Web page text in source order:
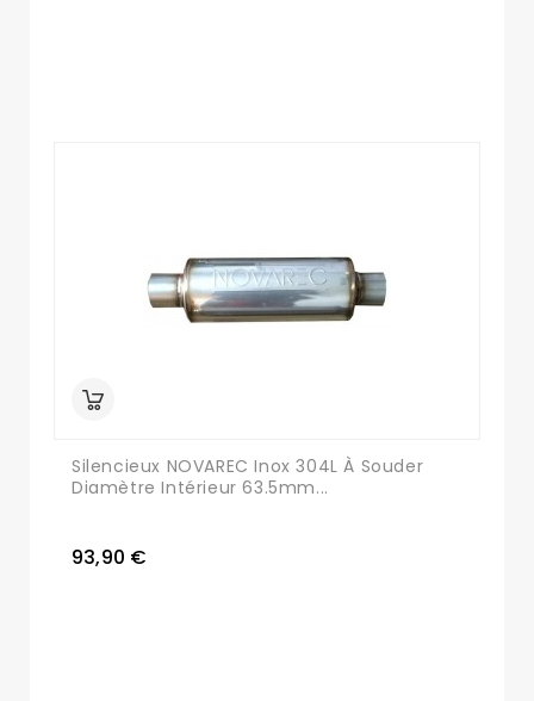
Silencieux NOVAREC Inox 304L À Souder
Diamètre Intérieur 63.5mm...
93,90 €